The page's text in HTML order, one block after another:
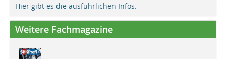
Hier gibt es die ausführlichen Infos.
Weitere Fachmagazine